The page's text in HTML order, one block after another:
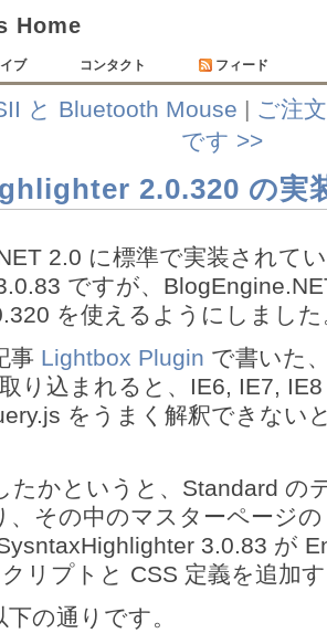
Home
ブ コンタクト フィード
と Bluetooth Mouse | ご注
です >>
2.0.320 の実
2.0 に標準で実装されて
ですが、
を使えるようにしました
事 Lightbox Plugin で書いた
り込まれると、IE6, IE7,
をうまく解釈できない
たかというと、Standard の
、その中のマスターページ
3.0.83 が
リプトと CSS 定義を追加
の通りです。